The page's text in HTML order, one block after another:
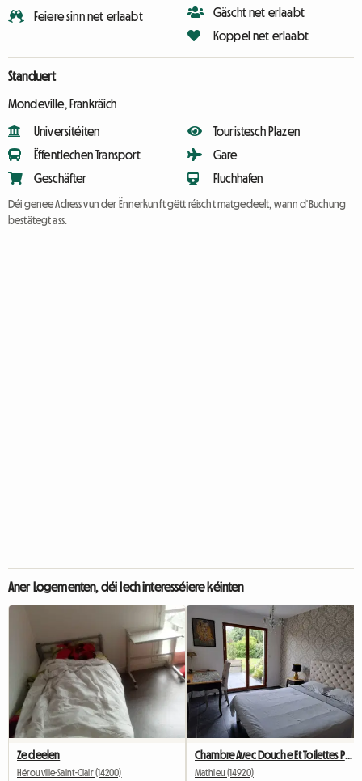
Feiere sinn net erlaabt
Gäscht net erlaabt
Koppel net erlaabt
Standuert
Mondeville, Frankräich
Universitéiten
Ëffentlechen Transport
Geschäfter
Touristesch Plazen
Gare
Fluchhafen
Déi genee Adress vun der Ënnerkunft gëtt réischt matgedeelt, wann d'Buchung
bestätegt ass.
Aner Logementen, déi Iech interesséiere kéinten
Ze deelen
Hérouville-Saint-Clair (14200)
Chambre Avec Douche Et Toilettes Privées
Mathieu (14920)